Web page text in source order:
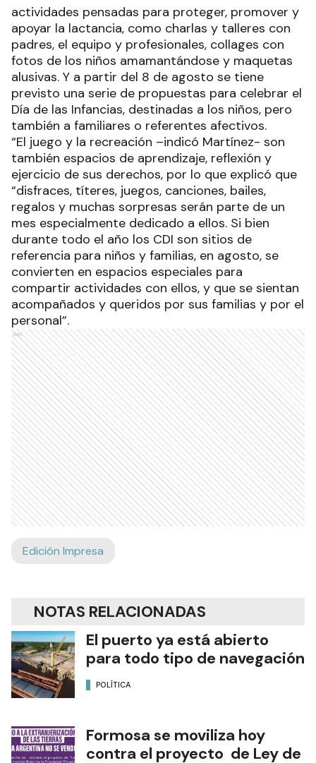
actividades pensadas para proteger, promover y
apoyar la lactancia, como charlas y talleres con
padres, el equipo y profesionales, collages con
fotos de los niños amamantándose y maquetas
alusivas. Y a partir del 8 de agosto se tiene
previsto una serie de propuestas para celebrar el
Día de las Infancias, destinadas a los niños, pero
también a familiares o referentes afectivos.
“El juego y la recreación –indicó Martínez- son
también espacios de aprendizaje, reflexión y
ejercicio de sus derechos, por lo que explicó que
“disfraces, títeres, juegos, canciones, bailes,
regalos y muchas sorpresas serán parte de un
mes especialmente dedicado a ellos. Si bien
durante todo el año los CDI son sitios de
referencia para niños y familias, en agosto, se
convierten en espacios especiales para
compartir actividades con ellos, y que se sientan
acompañados y queridos por sus familias y por el
personal”.
Ads
Edición Impresa
NOTAS RELACIONADAS
El puerto ya está abierto
para todo tipo de navegación
POLÍTICA
Formosa se moviliza hoy
contra el proyecto de Ley de